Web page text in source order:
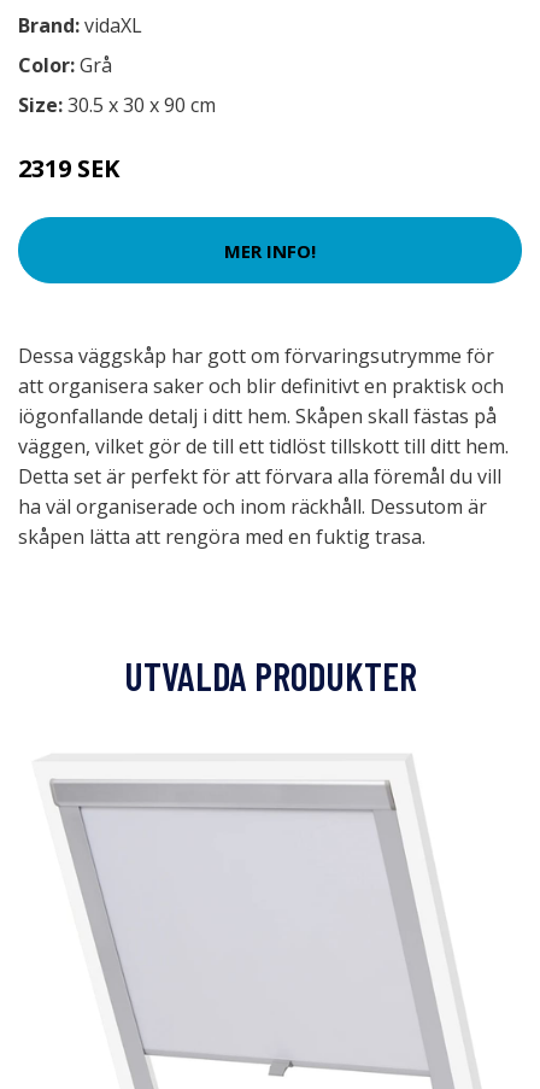
Brand:vidaXL
Color:Grå
Size:30.5 x 30 x 90 cm
2319 SEK
MER INFO!
Dessa väggskåp har gott om förvaringsutrymme för
att organisera saker och blir definitivt en praktisk och
iögonfallande detalj i ditt hem. Skåpen skall fästas på
väggen, vilket gör de till ett tidlöst tillskott till ditt hem.
Detta set är perfekt för att förvara alla föremål du vill
ha väl organiserade och inom räckhåll. Dessutom är
skåpen lätta att rengöra med en fuktig trasa.
UTVALDA PRODUKTER